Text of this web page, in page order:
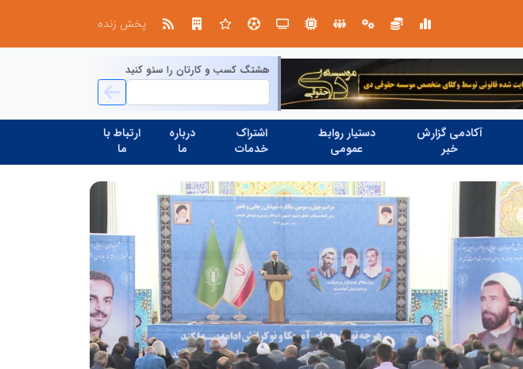
پخش زنده
هشتگ کسب و کارتان را سئو کنید
آکادمی گزارش
خبر
دستیار روابط
عمومی
اشتراک
خدمات
درباره
ما
ارتباط با
ما